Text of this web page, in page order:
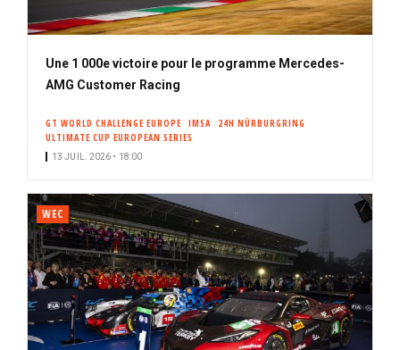
Une 1 000e victoire pour le programme Mercedes-
AMG Customer Racing
GT WORLD CHALLENGE EUROPE IMSA
24H NÜRBURGRING
ULTIMATE CUP EUROPEAN SERIES
13 JUIL. 2026 • 18:00
WEC